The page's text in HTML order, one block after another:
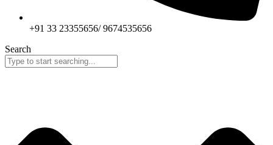
+91 33 23355656/ 9674535656
Search